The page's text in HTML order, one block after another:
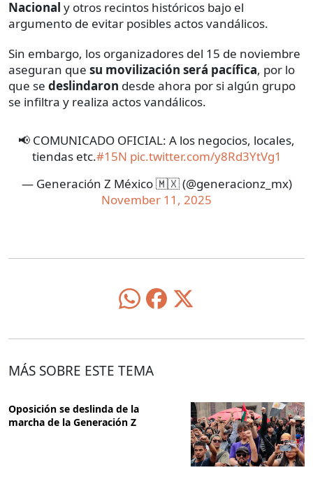
Nacional y otros recintos históricos bajo el
argumento de evitar posibles actos vandálicos.
Sin embargo, los organizadores del 15 de noviembre
aseguran que su movilización será pacífica, por lo
que se deslindaron desde ahora por si algún grupo
se infiltra y realiza actos vandálicos.
📢 COMUNICADO OFICIAL: A los negocios, locales,
tiendas etc.#15N pic.twitter.com/y8Rd3YtVg1
— Generación Z México 🇲🇽 (@generacionz_mx)
November 11, 2025
MÁS SOBRE ESTE TEMA
Oposición se deslinda de la
marcha de la Generación Z